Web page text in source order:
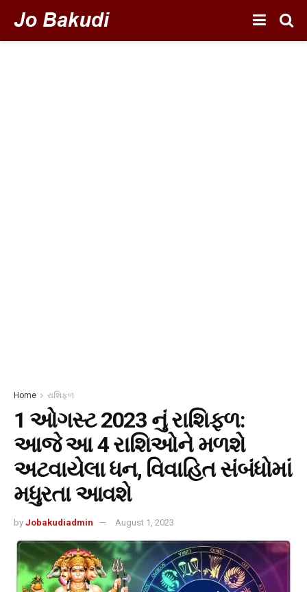
Home રાશિફળ
1 ઓગસ્ટ 2023 નું રાશિફળ:
આજે આ 4 રાશિઓને મળશે
અટવાયેલા ધન, વિવાહિત સંબંધોમાં
મધુરતા આવશે
by Jobakudiadmin August 1, 2023